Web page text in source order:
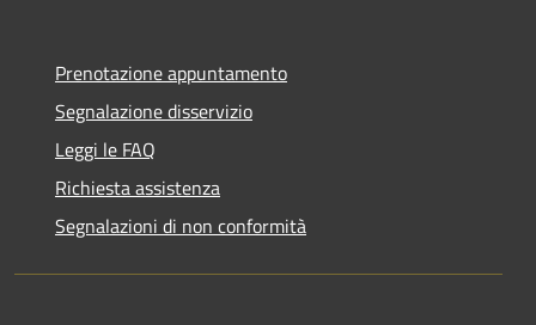
Prenotazione appuntamento
Segnalazione disservizio
Leggi le FAQ
Richiesta assistenza
Segnalazioni di non conformità